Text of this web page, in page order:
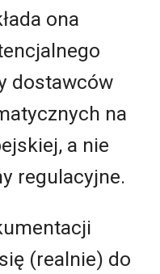
ona
dostawców
na
a nie
regulacyjne.
(realnie) do